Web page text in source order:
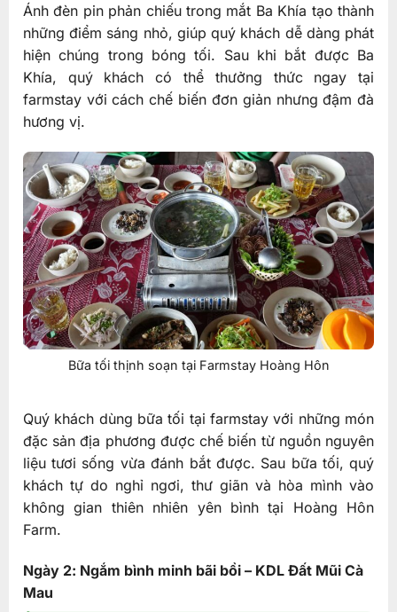
Ánh đèn pin phản chiếu trong mắt Ba Khía tạo thành
những điểm sáng nhỏ, giúp quý khách dễ dàng phát
hiện chúng trong bóng tối. Sau khi bắt được Ba
Khía, quý khách có thể thưởng thức ngay tại
farmstay với cách chế biến đơn giản nhưng đậm đà
hương vị.
Bữa tối thịnh soạn tại Farmstay Hoàng Hôn
Quý khách dùng bữa tối tại farmstay với những món
đặc sản địa phương được chế biến từ nguồn nguyên
liệu tươi sống vừa đánh bắt được. Sau bữa tối, quý
khách tự do nghỉ ngơi, thư giãn và hòa mình vào
không gian thiên nhiên yên bình tại Hoàng Hôn
Farm.
Ngày 2: Ngắm bình minh bãi bồi – KDL Đất Mũi Cà
Mau